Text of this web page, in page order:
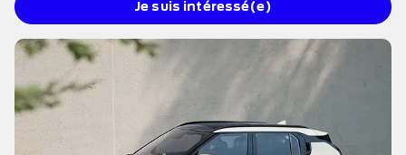
Je suis intéressé(e)